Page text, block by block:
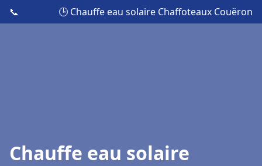
📞 🕒 Chauffe eau solaire Chaffoteaux Couëron
Chauffe eau solaire